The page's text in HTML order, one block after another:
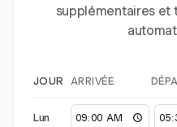
supplémentaires et
JOUR ARRIVÉE
Lun